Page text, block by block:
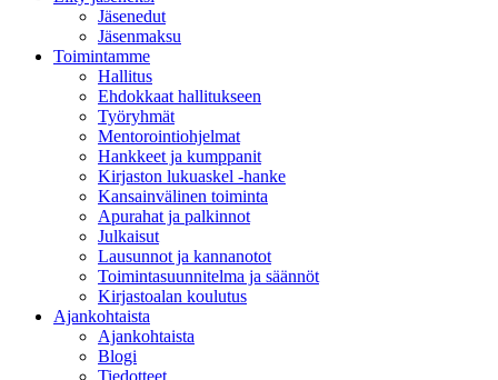
Jäsenedut
Jäsenmaksu
Toimintamme
Hallitus
Ehdokkaat hallitukseen
Työryhmät
Mentorointi­ohjelmat
Hankkeet ja kumppanit
Kirjaston lukuaskel -hanke
Kansainvälinen toiminta
Apurahat ja palkinnot
Julkaisut
Lausunnot ja kannanotot
Toimintasuunnitelma ja säännöt
Kirjastoalan koulutus
Ajankohtaista
Ajankohtaista
Blogi
Tiedotteet